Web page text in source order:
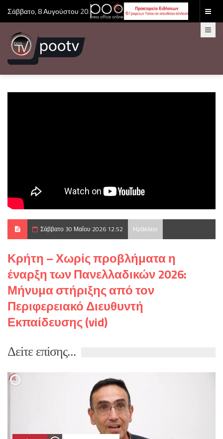
Σάββατο, 8 Αυγούστου 2026
Σάββατο 30 Μαΐου 2026 12:52 Ηράκλειο
Κρήτη – Χωρίς προβλήματα η
έναρξη των Πανελλαδικών 2026:
Μήνυμα στήριξης από τον
Περιφερειακό Διευθυντή
Εκπαίδευσης (vid)
Δεiτε επiσης...